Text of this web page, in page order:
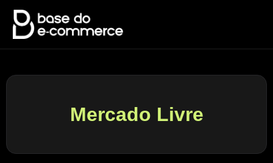
Mercado Livre